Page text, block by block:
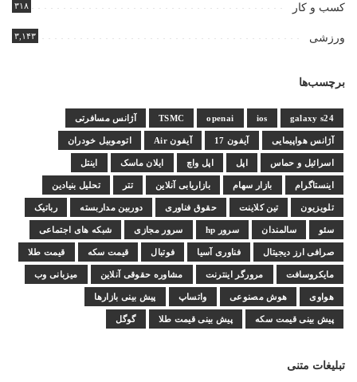
کسب و کار ۳۱۸
ورزشی ۳,۱۴۳
برچسب‌ها
galaxy s24
ios
openai
TSMC آژانس مسافرتی
آژانس هواپیمایی آیفون 17 آیفون Air اتوموبیل خودران
اسرائیل و حماس اپل اپل واچ ایلان ماسک اینتل
اینستاگرام بازار سهام بازاریابی آنلاین تتر تحلیل بنیادین
تلویزیون تین کلاینت حقوق فناوری دوربین مداربسته رباتیک
سئو سالمندان سرور hp سرور مجازی شبکه های اجتماعی
صرافی ارز دیجیتال فناوری آسیا فوتبال قیمت سکه قیمت طلا
مایکروسافت مرورگر اینترنت مشاوره حقوقی آنلاین میزبانی وب
هواوی هوش مصنوعی واتساپ پیش بینی بازارها
پیش بینی قیمت سکه پیش بینی قیمت طلا گوگل
تبلیغات متنی